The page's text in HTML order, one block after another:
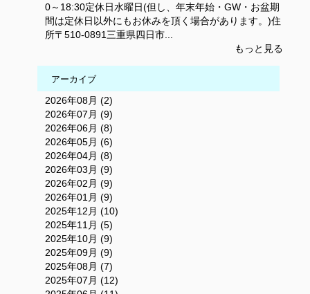
0～18:30定休日水曜日(但し、年末年始・GW・お盆期
間は定休日以外にもお休みを頂く場合があります。)住
所〒510-0891三重県四日市...
もっと見る
アーカイブ
2026年08月 (2)
2026年07月 (9)
2026年06月 (8)
2026年05月 (6)
2026年04月 (8)
2026年03月 (9)
2026年02月 (9)
2026年01月 (9)
2025年12月 (10)
2025年11月 (5)
2025年10月 (9)
2025年09月 (9)
2025年08月 (7)
2025年07月 (12)